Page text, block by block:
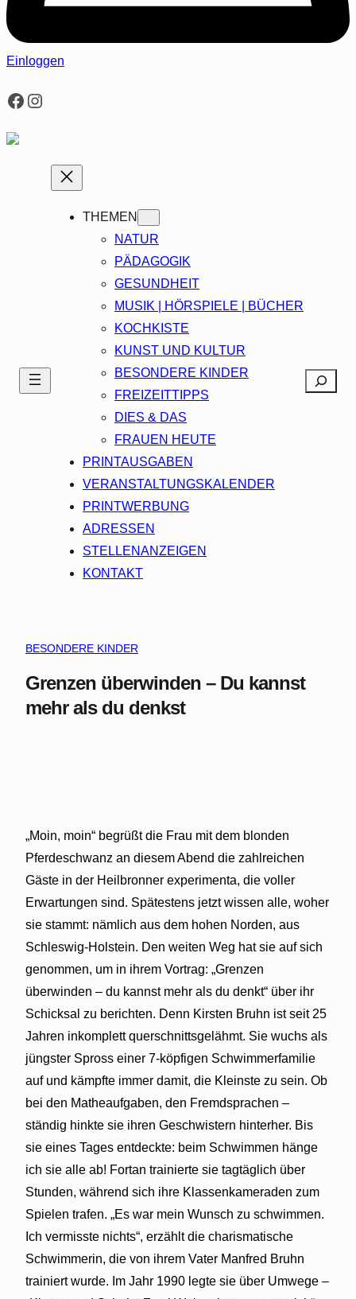
Einloggen
Facebook
Instagram
THEMEN
NATUR
PÄDAGOGIK
GESUNDHEIT
MUSIK | HÖRSPIELE | BÜCHER
KOCHKISTE
KUNST UND KULTUR
BESONDERE KINDER
FREIZEITTIPPS
DIES & DAS
FRAUEN HEUTE
PRINTAUSGABEN
VERANSTALTUNGSKALENDER
PRINTWERBUNG
ADRESSEN
STELLENANZEIGEN
KONTAKT
Search
BESONDERE KINDER
Grenzen überwinden – Du kannst
mehr als du denkst
„Moin, moin“ begrüßt die Frau mit dem blonden
Pferdeschwanz an diesem Abend die zahlreichen
Gäste in der Heilbronner experimenta, die voller
Erwartungen sind. Spätestens jetzt wissen alle, woher
sie stammt: nämlich aus dem hohen Norden, aus
Schleswig-Holstein. Den weiten Weg hat sie auf sich
genommen, um in ihrem Vortrag: „Grenzen
überwinden – du kannst mehr als du denkt“ über ihr
Schicksal zu berichten. Denn Kirsten Bruhn ist seit 25
Jahren inkomplett querschnittsgelähmt. Sie wuchs als
jüngster Spross einer 7-köpfigen Schwimmerfamilie
auf und kämpfte immer damit, die Kleinste zu sein. Ob
bei den Matheaufgaben, den Fremdsprachen –
ständig hinkte sie ihren Geschwistern hinterher. Bis
sie eines Tages entdeckte: beim Schwimmen hänge
ich sie alle ab! Fortan trainierte sie tagtäglich über
Stunden, während sich ihre Klassenkameraden zum
Spielen trafen. „Es war mein Wunsch zu schwimmen.
Ich vermisste nichts“, erzählt die charismatische
Schwimmerin, die von ihrem Vater Manfred Bruhn
trainiert wurde. Im Jahr 1990 legte sie über Umwege –